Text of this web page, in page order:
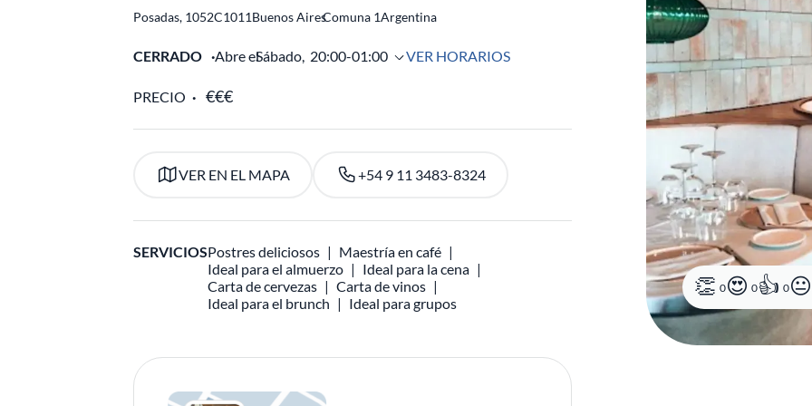
0 0 0
Posadas, 1052C1011Buenos AiresComuna 1Argentina
CERRADO Abre elSábado, 20:00-01:00 VER HORARIOS
PRECIO
VER EN EL MAPA +54 9 11 3483-8324
SERVICIOSPostres deliciosos
Maestría en café
Ideal para el almuerzo
Ideal para la cena
Carta de cervezas
Carta de vinos
Ideal para el brunch
Ideal para grupos